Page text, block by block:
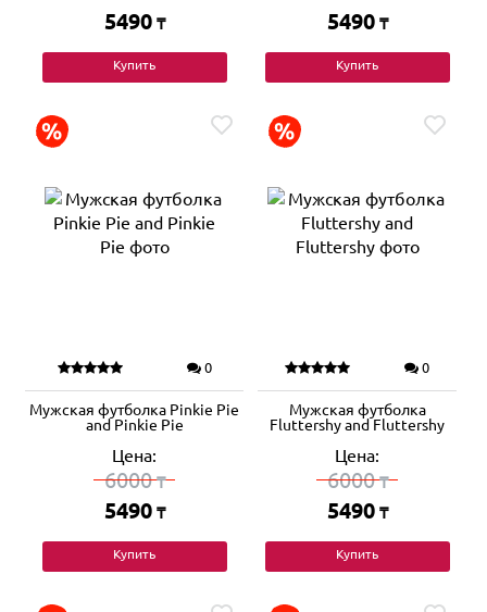
5490 ₸
Купить
5490 ₸
Купить
0
Мужская футболка Pinkie Pie
and Pinkie Pie
Цена:
6000₸
5490 ₸
Купить
0
Мужская футболка
Fluttershy and Fluttershy
Цена:
6000₸
5490 ₸
Купить